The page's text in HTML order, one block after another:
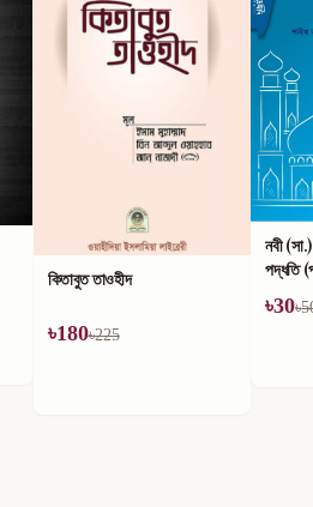
কিতাবুত তাওহীদ
৳180৳225
নবী
পদ্ধতি
৳30৳